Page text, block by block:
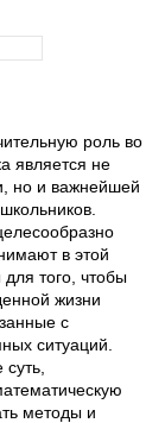
роль во
является не
но и важнейшей
в этой
того, чтобы
жизни
с
ситуаций.
методы и